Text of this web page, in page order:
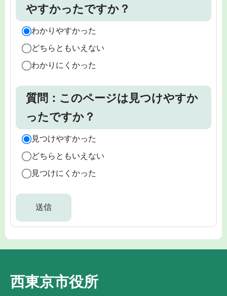
やすかったですか？
わかりやすかった
どちらともいえない
わかりにくかった
質問：このページは見つけやすか
ったですか？
見つけやすかった
どちらともいえない
見つけにくかった
西東京市役所